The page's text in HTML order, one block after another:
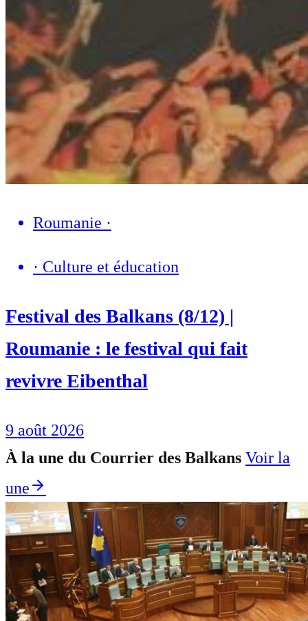
Roumanie ·
· Culture et éducation
Festival des Balkans (8/12) |
Roumanie : le festival qui fait
revivre Eibenthal
9 août 2026
À la une du Courrier des Balkans Voir la
une